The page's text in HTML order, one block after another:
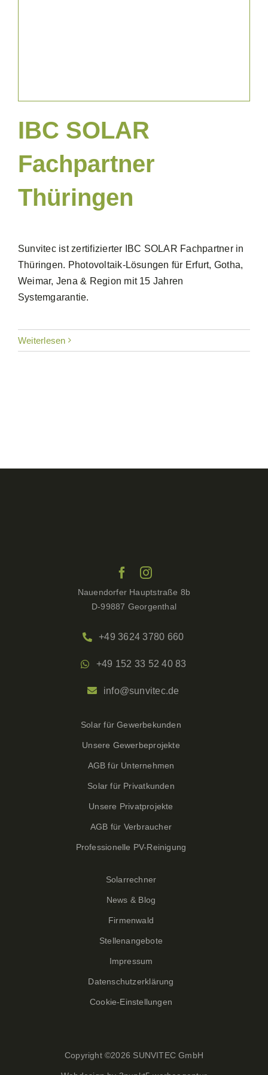
IBC SOLAR
Fachpartner
Thüringen
Sunvitec ist zertifizierter IBC SOLAR Fachpartner in
Thüringen. Photovoltaik-Lösungen für Erfurt, Gotha,
Weimar, Jena & Region mit 15 Jahren
Systemgarantie.
Weiterlesen
Nauendorfer Hauptstraße 8b
D-99887 Georgenthal
+49 3624 3780 660
+49 152 33 52 40 83
info@sunvitec.de
Solar für Gewerbekunden
Unsere Gewerbeprojekte
AGB für Unternehmen
Solar für Privatkunden
Unsere Privatprojekte
AGB für Verbraucher
Professionelle PV-Reinigung
Solarrechner
News & Blog
Firmenwald
Stellenangebote
Impressum
Datenschutzerklärung
Cookie-Einstellungen
Copyright ©2026 SUNVITEC GmbH